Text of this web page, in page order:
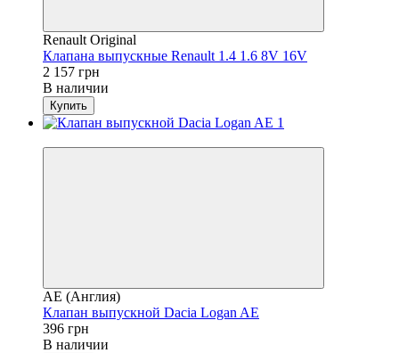
Renault Original
Клапана выпускные Renault 1.4 1.6 8V 16V
2 157 грн
В наличии
Купить
AE (Англия)
Клапан выпускной Dacia Logan AE
396 грн
В наличии